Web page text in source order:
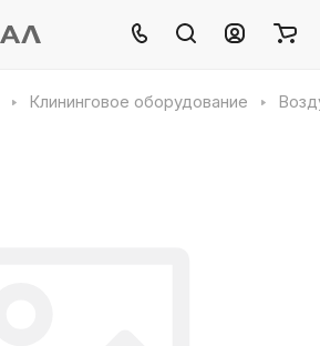
Клининговое оборудование